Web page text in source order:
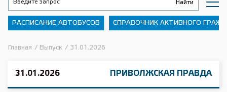
РАСПИСАНИЕ АВТОБУСОВ СПРАВОЧНИК АКТИВНОГО
Главная / Выпуск / 31.01.2026
31.01.2026 ПРИВОЛЖСКАЯ ПРАВДА